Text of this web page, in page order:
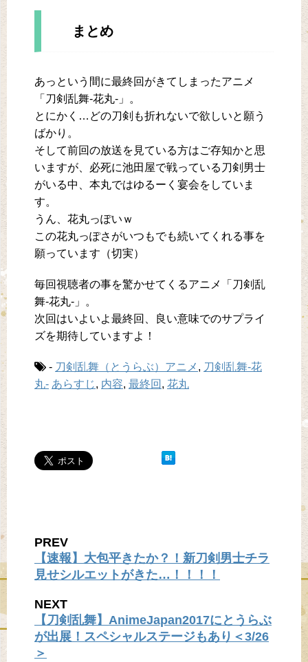
まとめ
あっという間に最終回がきてしまったアニメ
「刀剣乱舞-花丸-」。
とにかく…どの刀剣も折れないで欲しいと願う
ばかり。
そして前回の放送を見ている方はご存知かと思
いますが、必死に池田屋で戦っている刀剣男士
がいる中、本丸ではゆるーく宴会をしていま
す。
うん、花丸っぽいｗ
この花丸っぽさがいつもでも続いてくれる事を
願っています（切実）
毎回視聴者の事を驚かせてくるアニメ「刀剣乱
舞-花丸-」。
次回はいよいよ最終回、良い意味でのサプライ
ズを期待していますよ！
- 刀剣乱舞（とうらぶ）アニメ , 刀剣乱舞-花
丸- あらすじ, 内容, 最終回 , 花丸
PREV
【速報】大包平きたか？！新刀剣男士チラ
見せシルエットがきた…！！！！
NEXT
【刀剣乱舞】AnimeJapan2017にとうらぶ
が出展！スペシャルステージもあり＜3/26
＞